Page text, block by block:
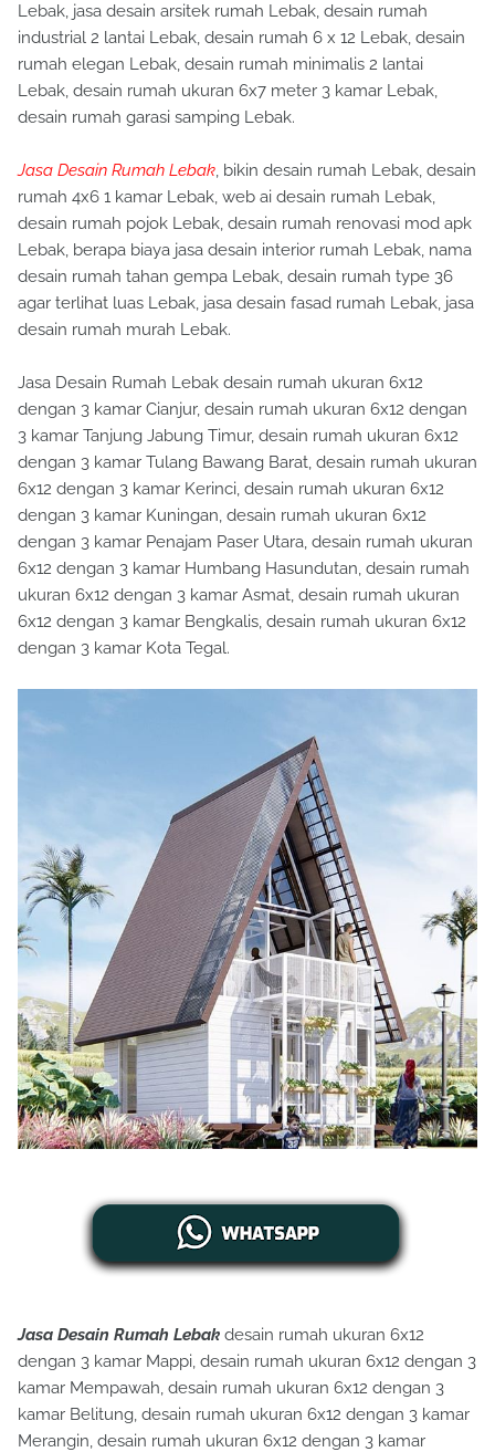
Lebak, jasa desain arsitek rumah Lebak, desain rumah
industrial 2 lantai Lebak, desain rumah 6 x 12 Lebak, desain
rumah elegan Lebak, desain rumah minimalis 2 lantai
Lebak, desain rumah ukuran 6x7 meter 3 kamar Lebak,
desain rumah garasi samping Lebak.
Jasa Desain Rumah Lebak, bikin desain rumah Lebak, desain
rumah 4x6 1 kamar Lebak, web ai desain rumah Lebak,
desain rumah pojok Lebak, desain rumah renovasi mod apk
Lebak, berapa biaya jasa desain interior rumah Lebak, nama
desain rumah tahan gempa Lebak, desain rumah type 36
agar terlihat luas Lebak, jasa desain fasad rumah Lebak, jasa
desain rumah murah Lebak.
Jasa Desain Rumah Lebak desain rumah ukuran 6x12
dengan 3 kamar Cianjur, desain rumah ukuran 6x12 dengan
3 kamar Tanjung Jabung Timur, desain rumah ukuran 6x12
dengan 3 kamar Tulang Bawang Barat, desain rumah ukuran
6x12 dengan 3 kamar Kerinci, desain rumah ukuran 6x12
dengan 3 kamar Kuningan, desain rumah ukuran 6x12
dengan 3 kamar Penajam Paser Utara, desain rumah ukuran
6x12 dengan 3 kamar Humbang Hasundutan, desain rumah
ukuran 6x12 dengan 3 kamar Asmat, desain rumah ukuran
6x12 dengan 3 kamar Bengkalis, desain rumah ukuran 6x12
dengan 3 kamar Kota Tegal.
Jasa Desain Rumah Lebak desain rumah ukuran 6x12
dengan 3 kamar Mappi, desain rumah ukuran 6x12 dengan 3
kamar Mempawah, desain rumah ukuran 6x12 dengan 3
kamar Belitung, desain rumah ukuran 6x12 dengan 3 kamar
Merangin, desain rumah ukuran 6x12 dengan 3 kamar